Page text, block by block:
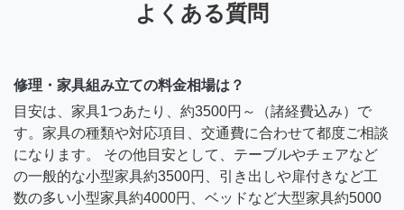
よくある質問
修理・家具組み立ての料金相場は？
目安は、家具1つあたり、約3500円～（諸経費込み）で
す。家具の種類や対応項目、交通費に合わせて都度ご相談
になります。 その他目安として、テーブルやチェアなど
の一般的な小型家具約3500円、引き出しや扉付きなど工
数の多い小型家具約4000円、ベッドなど大型家具約5000